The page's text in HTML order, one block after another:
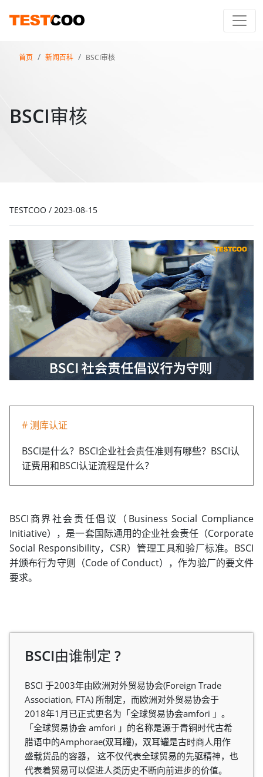
首页 新闻百科 BSCI审核
BSCI审核
TESTCOO / 2023-08-15
# 测库认证
BSCI是什么？BSCI企业社会责任准则有哪些？BSCI认
证费用和BSCI认证流程是什么？
BSCI商界社会责任倡议（Business Social Compliance
Initiative），是一套国际通用的企业社会责任（Corporate
Social Responsibility，CSR）管理工具和验厂标准。BSCI
并颁布行为守则（Code of Conduct），作为验厂的要文件
要求。
BSCI由谁制定 ?
BSCI 于2003年由欧洲对外贸易协会(Foreign Trade
Association, FTA) 所制定，而欧洲对外贸易协会于
2018年1月已正式更名为「全球贸易协会amfori 」。
「全球贸易协会 amfori 」的名称是源于青铜时代古希
腊语中的Amphorae(双耳罐)，双耳罐是古时商人用作
盛载货品的容器， 这不仅代表全球贸易的先驱精神，也
代表着贸易可以促进人类历史不断向前进步的价值。